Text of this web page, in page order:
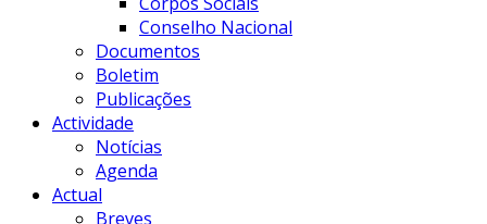
Conselho Nacional
Documentos
Boletim
Publicações
Actividade
Notícias
Agenda
Actual
Breves